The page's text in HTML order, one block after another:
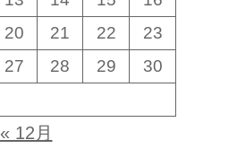
20 21 22
23
27 28 29
30
« 12月